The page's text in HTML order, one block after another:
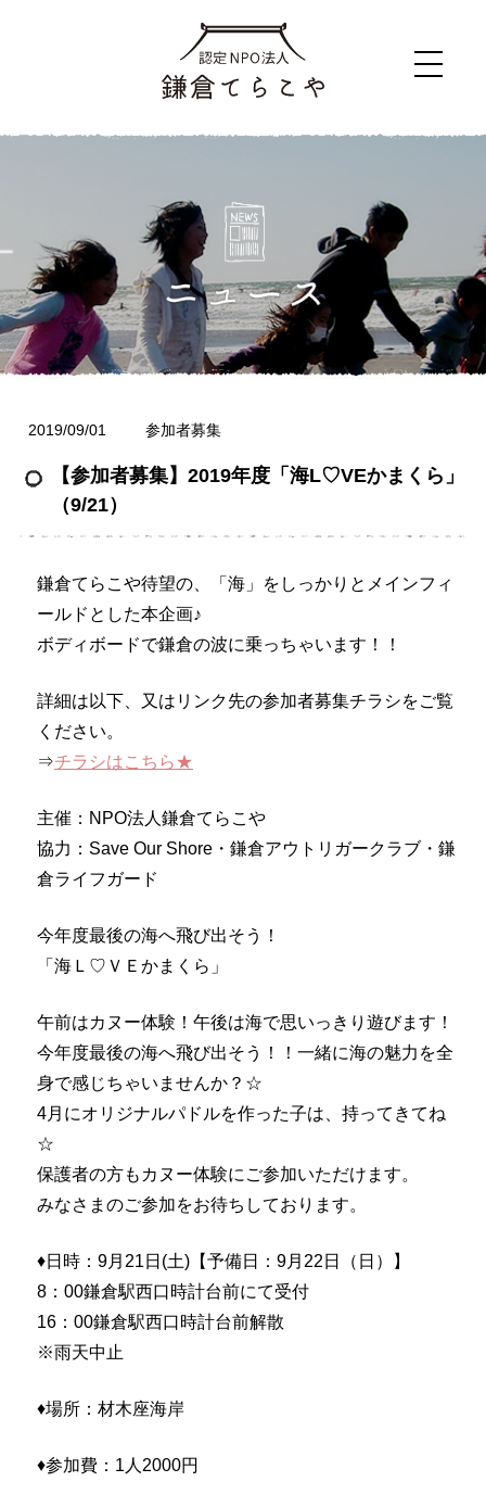
2019/09/01 参加者募集
【参加者募集】2019年度「海L♡VEかまくら」
（9/21）
鎌倉てらこや待望の、「海」
をしっかりとメインフィ
ールドとした本企画♪
ボディボードで鎌倉の波に乗っちゃいます！！
詳細は以下、又はリンク先の参加者募集チラシをご覧
ください。
⇒チラシはこちら★
主催：NPO法人鎌倉てらこや
協力：Save Our Shore・鎌倉アウトリガークラブ・鎌
倉ライフガード
今年度最後の海へ飛び出そう！
「海Ｌ♡ＶＥかまくら」
午前はカヌー体験！午後は海で思いっきり遊びます！
今年度最後の海へ飛び出そう！！一緒に海の魅力を全
身で感じちゃいませんか？☆
4月にオリジナルパドルを作った子は、持ってきてね
☆
保護者の方もカヌー体験にご参加いただけます。
みなさまのご参加をお待ちしております。
♦日時：9月21日(土)【予備日：9月22日（日）】
8：00鎌倉駅西口時計台前にて受付
16：00鎌倉駅西口時計台前解散
※雨天中止
♦場所：材木座海岸
♦参加費：1人2000円